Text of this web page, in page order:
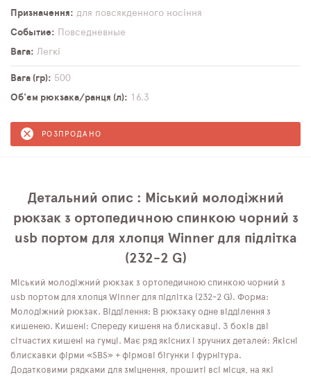
Призначення
для повсякденного носіння
Событие
Повседневные
Вага
Легкі
Вага (гр)
500
Об'єм рюкзака/ранця (л)
16,3
РОЗПРОДАНО
Детальний опис : Міський молодіжний
рюкзак з ортопедичною спинкою чорний з
usb портом для хлопця Winner для підлітка
(232-2 G)
Міський молодіжний рюкзак з ортопедичною спинкою чорний з
usb портом для хлопця Winner для підлітка (232-2 G). Форма:
Молодіжний рюкзак. Відділення: В рюкзаку одне відділення з
кишенею. Кишені: Спереду кишеня на блискавці. З боків дві
сітчастих кишені на гумці. Має ряд якісних і зручних деталей: Якісні
блискавки фірми «SBS» + фірмові бігунки і фурнітура.
Додатковими рядками для зміцнення, прошиті всі місця, на які